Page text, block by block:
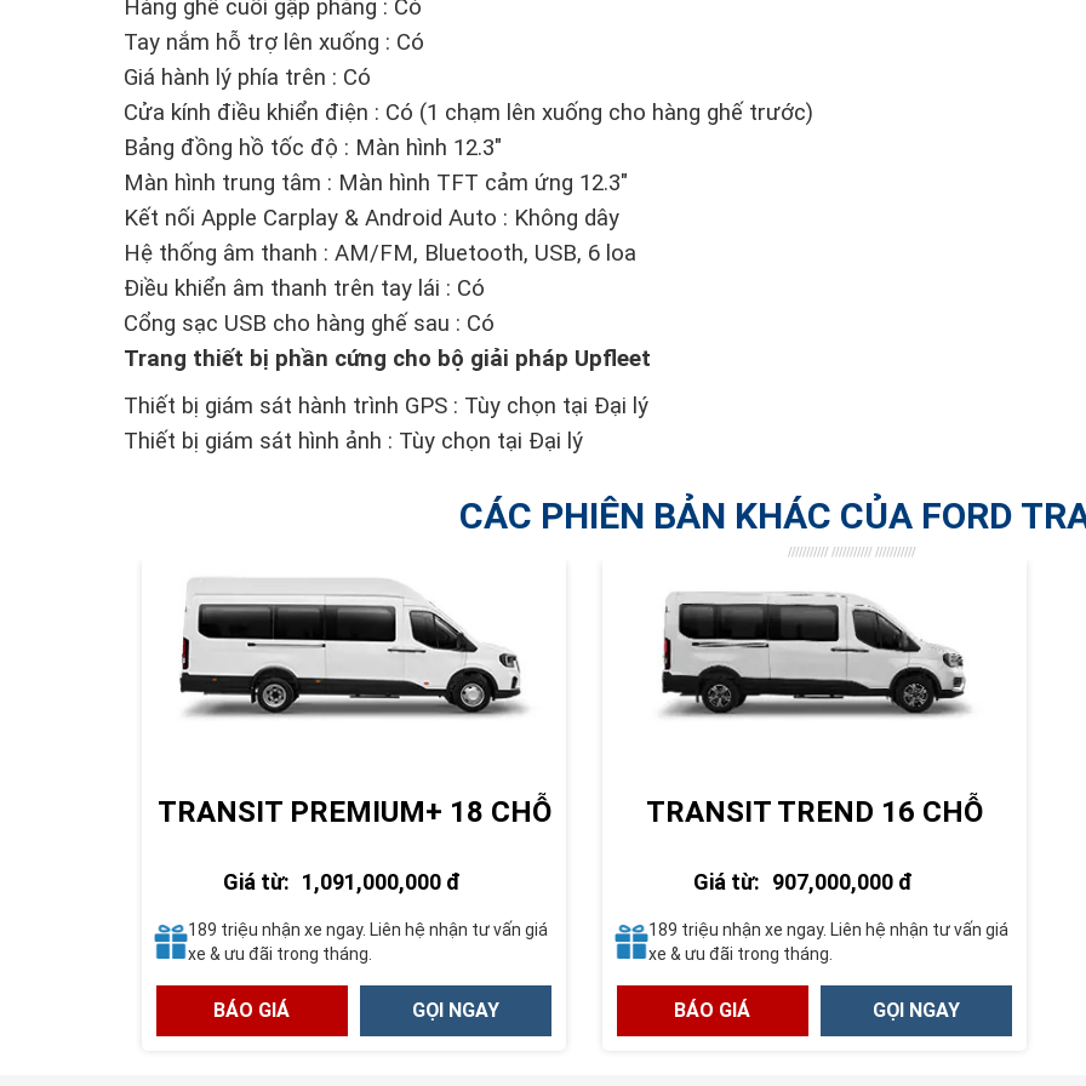
Hàng ghế cuối gập phẳng : Có
Tay nắm hỗ trợ lên xuống : Có
Giá hành lý phía trên : Có
Cửa kính điều khiển điện : Có (1 chạm lên xuống cho hàng ghế trước)
Bảng đồng hồ tốc độ : Màn hình 12.3"
Màn hình trung tâm : Màn hình TFT cảm ứng 12.3"
Kết nối Apple Carplay & Android Auto : Không dây
Hệ thống âm thanh : AM/FM, Bluetooth, USB, 6 loa
Điều khiển âm thanh trên tay lái : Có
Cổng sạc USB cho hàng ghế sau : Có
Trang thiết bị phần cứng cho bộ giải pháp Upfleet
Thiết bị giám sát hành trình GPS : Tùy chọn tại Đại lý
Thiết bị giám sát hình ảnh : Tùy chọn tại Đại lý
CÁC PHIÊN BẢN KHÁC CỦA FORD
TRANSIT PREMIUM+ 18 CHỖ
Giá từ: 1,091,000,000 đ
189 triệu nhận xe ngay. Liên hệ nhận tư vấn giá
xe & ưu đãi trong tháng.
BÁO GIÁ GỌI NGAY
TRANSIT TREND 16 CHỖ
Giá từ: 907,000,000 đ
189 triệu nhận xe ngay. Liên hệ nhận tư vấn giá
xe & ưu đãi trong tháng.
BÁO GIÁ GỌI NGAY